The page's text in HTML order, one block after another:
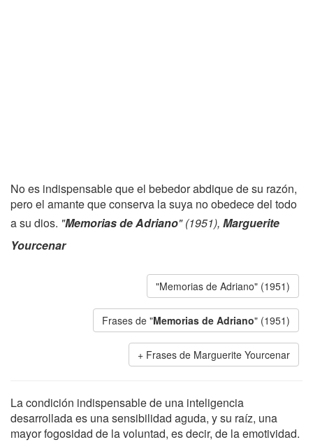
No es indispensable que el bebedor abdique de su razón,
pero el amante que conserva la suya no obedece del todo
a su dios. "Memorias de Adriano" (1951), Marguerite
Yourcenar
"Memorias de Adriano" (1951)
Frases de "Memorias de Adriano" (1951)
Frases de Marguerite Yourcenar
La condición indispensable de una inteligencia
desarrollada es una sensibilidad aguda, y su raíz, una
mayor fogosidad de la voluntad, es decir, de la emotividad.